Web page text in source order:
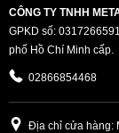
CÔNG TY TNHH
GPKD số:
phố Hồ Chí Minh cấp.
02866854468
Địa chỉ cửa hàng: